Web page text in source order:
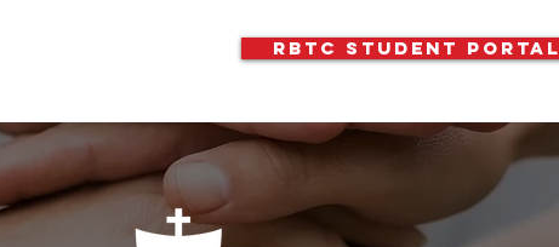
RBTC Student Portal